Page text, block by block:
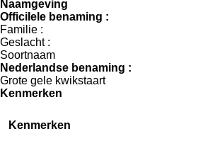
Naamgeving
OfficiIele benaming :
Familie :
Geslacht :
Soortnaam
Nederlandse benaming :
Grote gele kwikstaart
Kenmerken
Kenmerken